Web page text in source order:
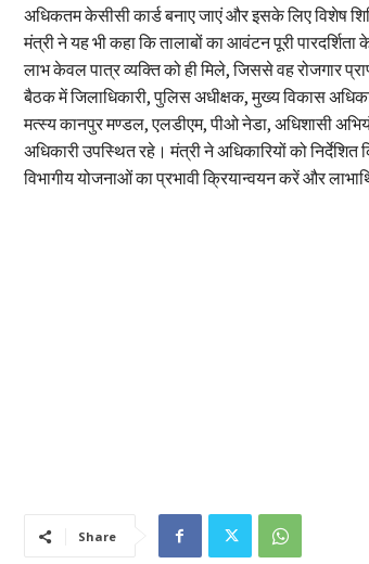
अधिकतम केसीसी कार्ड बनाए जाएं और इसके लिए विशेष
मंत्री ने यह भी कहा कि तालाबों का आवंटन पूरी
लाभ केवल पात्र व्यक्ति को ही मिले, जिससे वह रोजगार
बैठक में जिलाधिकारी, पुलिस अधीक्षक, मुख्य विकास
मत्स्य कानपुर मण्डल, एलडीएम, पीओ नेडा, अधिशासी
अधिकारी उपस्थित रहे। मंत्री ने अधिकारियों को
विभागीय योजनाओं का प्रभावी क्रियान्वयन करें और
Share